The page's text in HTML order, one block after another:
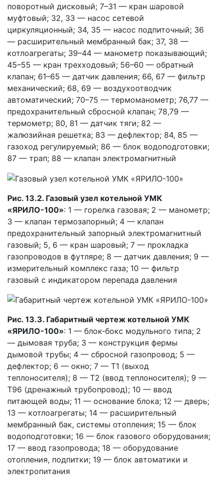
поворотный дисковый; 7–31 — кран шаровой
муфтовый; 32, 33 — насос сетевой
циркуляционный; 34, 35 — насос подпиточный; 36
— расширительный мембранный бак; 37, 38 —
котлоагрегаты; 39–44 — манометр показывающий;
45–55 — кран трехходовый; 56–60 — обратный
клапан; 61–65 — датчик давления; 66, 67 — фильтр
механический; 68, 69 — воздухоотводчик
автоматический; 70–75 — термоманометр; 76,77 —
предохранительный сбросной клапан; 78,79 —
термометр; 80, 81 — датчик тяги; 82 —
жалюзийная решетка; 83 — дефлектор; 84, 85 —
газоход регулируемый; 86 — блок водоподготовки;
87 — трап; 88 — клапан электромагнитный
Рис. 13.2. Газовый узел котельной УМК
«ЯРИЛО-100»: 1 — горелка газовая; 2 — манометр;
3 — клапан термозапорный; 4 — клапан
предохранительный запорный электромагнитный
газовый; 5, 6 — кран шаровый; 7 — прокладка
газопроводов в футляре; 8 — датчик давления; 9 —
измерительный комплекс газа; 10 — фильтр
газовый с индикатором перепада давления
Рис. 13.3. Габаритный чертеж котельной УМК
«ЯРИЛО-100»: 1 — блок-бокс модульного типа; 2
— дымовая труба; 3 — конструкция фермы
дымовой трубы; 4 — сбросной газопровод; 5 —
дефлектор; 6 — окно; 7 — Т1 (выход
теплоносителя); 8 — Т2 (ввод теплоносителя); 9 —
Т96 (дренажный трубопровод); 10 — ввод
питающей воды; 11 — основание блока; 12 — дверь;
13 — котлоагрегаты; 14 — расширительный
мембранный бак, системы отопления; 15 — блок
водоподготовки; 16 — блок газового оборудования;
17 — ввод газопровода; 18 — оборудование
отопления, подпитки; 19 — блок автоматики и
электропитания